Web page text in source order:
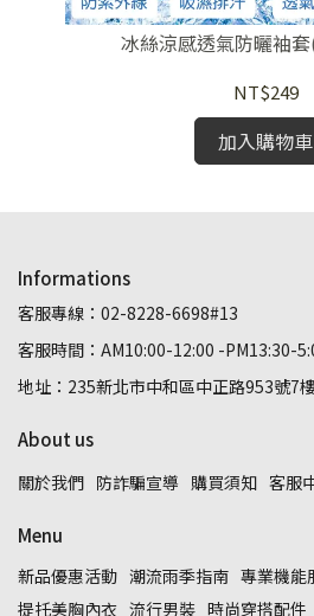
冰絲涼感透氣防曬袖
NT$249
加入購物車
Informations
客服專線：02-8228-6698#13
客服時間：AM10:00-12:00 -PM13:30-
地址：235新北市中和區中正路953號7
About us
關於我們 防詐騙宣導 購買須知 客服
Menu
新品優惠活動 潮流雨季指南 專業機能
提托美胸內衣 流行男裝 時尚穿搭配件